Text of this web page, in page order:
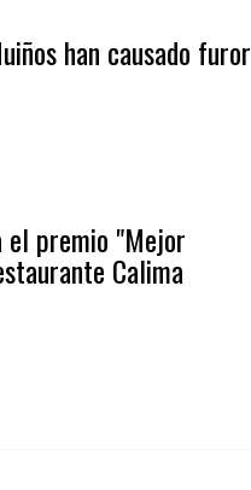
han causado furor
el premio "Mejor
Calima